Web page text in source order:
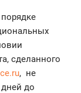
сделанного
, не
до